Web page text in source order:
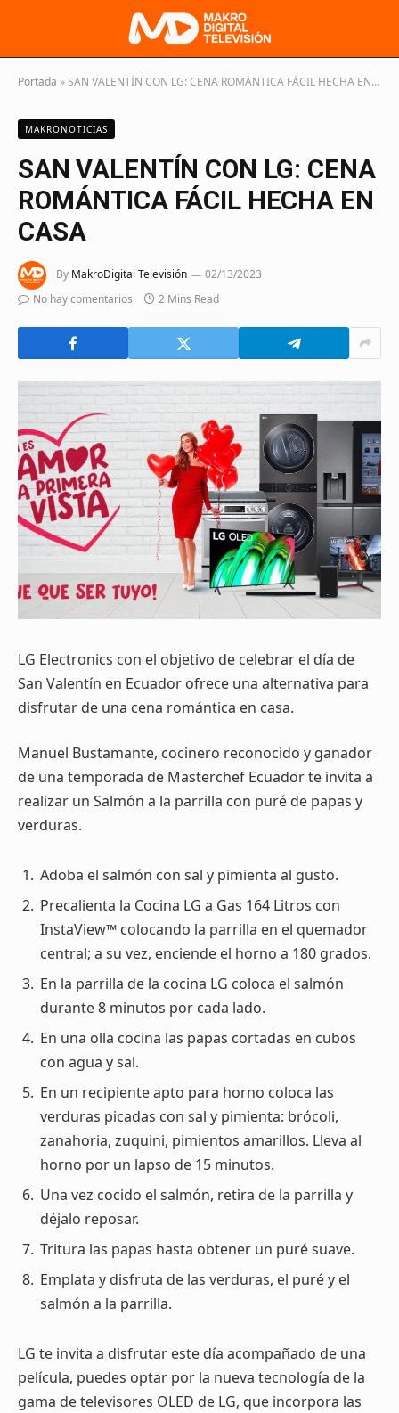
Portada »SAN VALENTÍN CON LG: CENA ROMÁNTICA FÁCIL HECHA EN CASA
MAKRONOTICIAS
SAN VALENTÍN CON LG: CENA
ROMÁNTICA FÁCIL HECHA EN
CASA
By MakroDigital Televisión
02/13/2023
No hay comentarios
2 Mins Read
LG Electronics con el objetivo de celebrar el día de
San Valentín en Ecuador ofrece una alternativa para
disfrutar de una cena romántica en casa.
Manuel Bustamante, cocinero reconocido y ganador
de una temporada de Masterchef Ecuador te invita a
realizar un Salmón a la parrilla con puré de papas y
verduras.
Adoba el salmón con sal y pimienta al gusto.
Precalienta la Cocina LG a Gas 164 Litros con
InstaView™ colocando la parrilla en el quemador
central; a su vez, enciende el horno a 180 grados.
En la parrilla de la cocina LG coloca el salmón
durante 8 minutos por cada lado.
En una olla cocina las papas cortadas en cubos
con agua y sal.
En un recipiente apto para horno coloca las
verduras picadas con sal y pimienta: brócoli,
zanahoria, zuquini, pimientos amarillos. Lleva al
horno por un lapso de 15 minutos.
Una vez cocido el salmón, retira de la parrilla y
déjalo reposar.
Tritura las papas hasta obtener un puré suave.
Emplata y disfruta de las verduras, el puré y el
salmón a la parrilla.
LG te invita a disfrutar este día acompañado de una
película, puedes optar por la nueva tecnología de la
gama de televisores OLED de LG, que incorpora las